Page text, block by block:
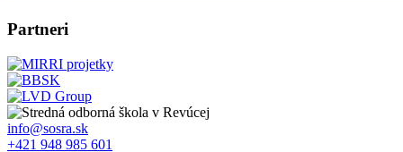
Partneri
info@sosra.sk
+421 948 985 601